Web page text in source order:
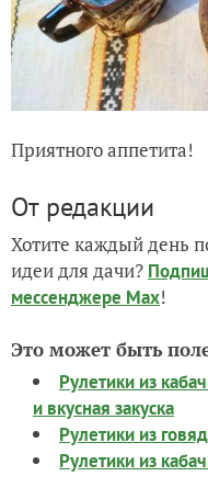
Приятного аппетита!
От редакции
Хотите каждый день
идеи для дачи?
мессенджере Max!
Это может быть
Рулетики из
и вкусная закуска
Рулетики из
Рулетики из